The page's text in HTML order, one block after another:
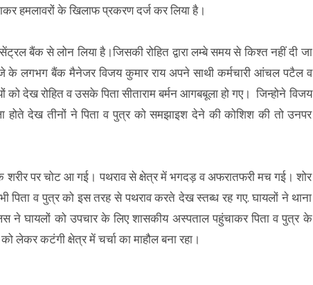
हमलावरों के खिलाफ प्रकरण दर्ज कर लिया है।
बैंक से लोन लिया है।जिसकी रोहित द्वारा लम्बे समय से किश्त नहीं दी जा
लगभग बैंक मैनेजर विजय कुमार राय अपने साथी कर्मचारी आंचल पटैल व
देख रोहित व उसके पिता सीताराम बर्मन आगबबूला हो गए। जिन्होने विजय
होते देख तीनों ने पिता व पुत्र को समझाइश देने की कोशिश की तो उनपर
के शरीर पर चोट आ गई। पथराव से क्षेत्र में भगदड़ व अफरातफरी मच गई। शोर
व पुत्र को इस तरह से पथराव करते देख स्तब्ध रह गए. घायलों ने थाना
ने घायलों को उपचार के लिए शासकीय अस्पताल पहुंचाकर पिता व पुत्र के
कटंगी क्षेत्र में चर्चा का माहौल बना रहा।